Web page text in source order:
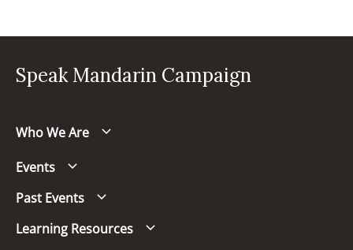
Speak Mandarin Campaign
Who We Are
Events
Past Events
Learning Resources